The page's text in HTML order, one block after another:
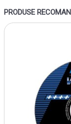
PRODUSE